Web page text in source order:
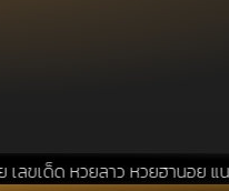
ลขเด็ด หวยลาว หวยฮานอ